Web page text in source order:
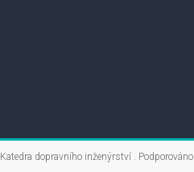
Katedra dopravního inženýrství . Podporováno